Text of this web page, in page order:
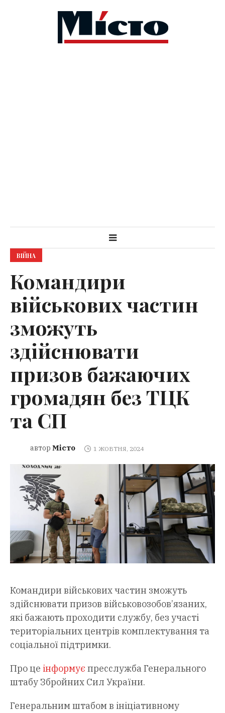
ВІЙНА
Командири
військових частин
зможуть
здійснювати
призов бажаючих
громадян без ТЦК
та СП
автор Місто 1 ЖОВТНЯ, 2024
Командири військових частин зможуть
здійснювати призов військовозобов’язаних,
які бажають проходити службу, без участі
територіальних центрів комплектування та
соціальної підтримки.
Про це інформує пресслужба Генерального
штабу Збройних Сил України.
Генеральним штабом в ініціативному